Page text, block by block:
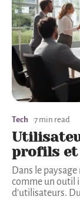
Tech 7 min read
profils et
Dans le
comme un outil
d'utilisateurs.